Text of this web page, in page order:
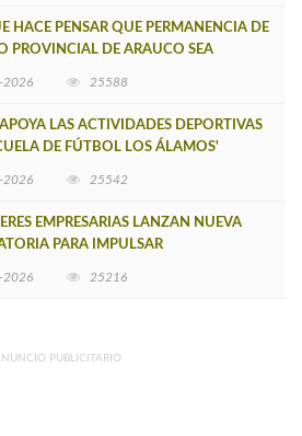
HACE PENSAR QUE PERMANENCIA DE
PROVINCIAL DE ARAUCO SEA
2026 25588
LAS ACTIVIDADES DEPORTIVAS
DE FÚTBOL LOS ÁLAMOS'
2026 25542
EMPRESARIAS LANZAN NUEVA
PARA IMPULSAR
2026 25216
PUBLICITARIO